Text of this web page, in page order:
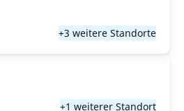
+3 weitere Standorte
+1 weiterer Standort